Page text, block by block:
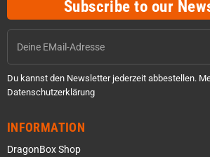
Subscribe to our
Du kannst den Newsletter jederzeit abbestellen.
Datenschutzerklärung
INFORMATION
DragonBox Shop